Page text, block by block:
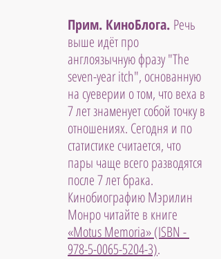
Прим. КиноБлога. Речь
выше идёт про
англоязычную фразу "The
seven-year itch", основанную
на суеверии о том, что веха в
7 лет знаменует собой точку в
отношениях. Сегодня и по
статистике считается, что
пары чаще всего разводятся
после 7 лет брака.
Кинобиографию Мэрилин
Монро читайте в книге
«Motus Memoria» (ISBN -
978-5-0065-5204-3).